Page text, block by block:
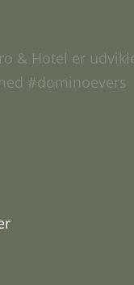
& Hotel er
#dominoevers